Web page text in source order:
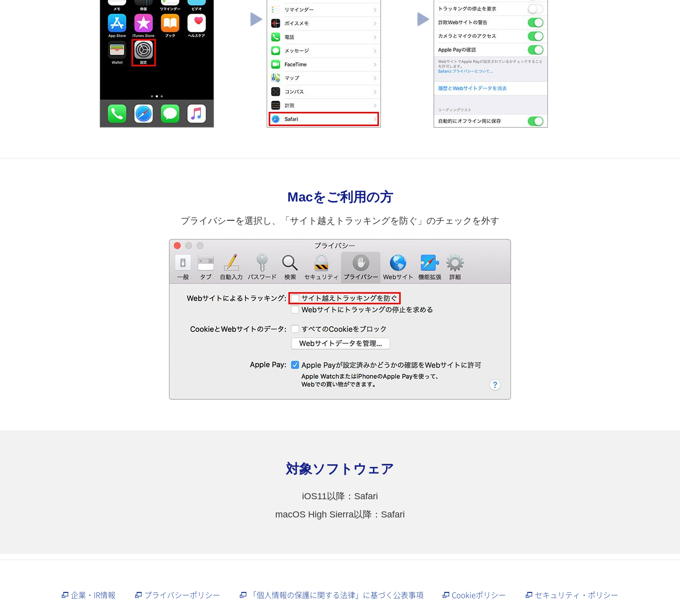
Macをご利用の方
プライバシーを選択し、「サイト越えトラッキングを防ぐ」のチェックを外す
対象ソフトウェア
iOS11以降：Safari
macOS High Sierra以降：Safari
企業・IR情報 プライバシーポリシー 「個人情報の保護に関する法律」に基づく公表事項 Cookieポリシー セキュリティ・ポリシー